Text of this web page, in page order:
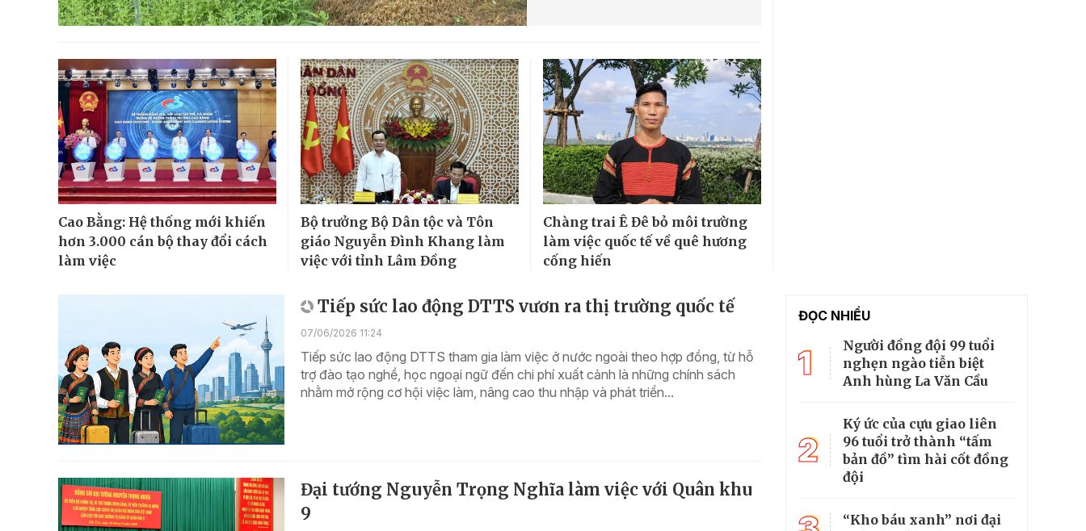
Cao Bằng: Hệ thống mới khiến
hơn 3.000 cán bộ thay đổi cách
làm việc
Bộ trưởng Bộ Dân tộc và Tôn
giáo Nguyễn Đình Khang làm
việc với tỉnh Lâm Đồng
Chàng trai Ê Đê bỏ môi trường
làm việc quốc tế về quê hương
cống hiến
Tiếp sức lao động DTTS vươn ra thị trường quốc tế
07/06/2026 11:24
Tiếp sức lao động DTTS tham gia làm việc ở nước ngoài theo hợp đồng, từ hỗ
trợ đào tạo nghề, học ngoại ngữ đến chi phí xuất cảnh là những chính sách
nhằm mở rộng cơ hội việc làm, nâng cao thu nhập và phát triển...
Đại tướng Nguyễn Trọng Nghĩa làm việc với Quân khu
9
ĐỌC NHIỀU
1
Người đồng đội 99 tuổi
nghẹn ngào tiễn biệt
Anh hùng La Văn Cầu
2
Ký ức của cựu giao liên
96 tuổi trở thành “tấm
bản đồ” tìm hài cốt đồng
đội
“Kho báu xanh” nơi đại